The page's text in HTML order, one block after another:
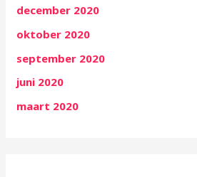
december 2020
oktober 2020
september 2020
juni 2020
maart 2020